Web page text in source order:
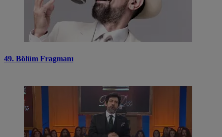
49. Bölüm Fragmanı